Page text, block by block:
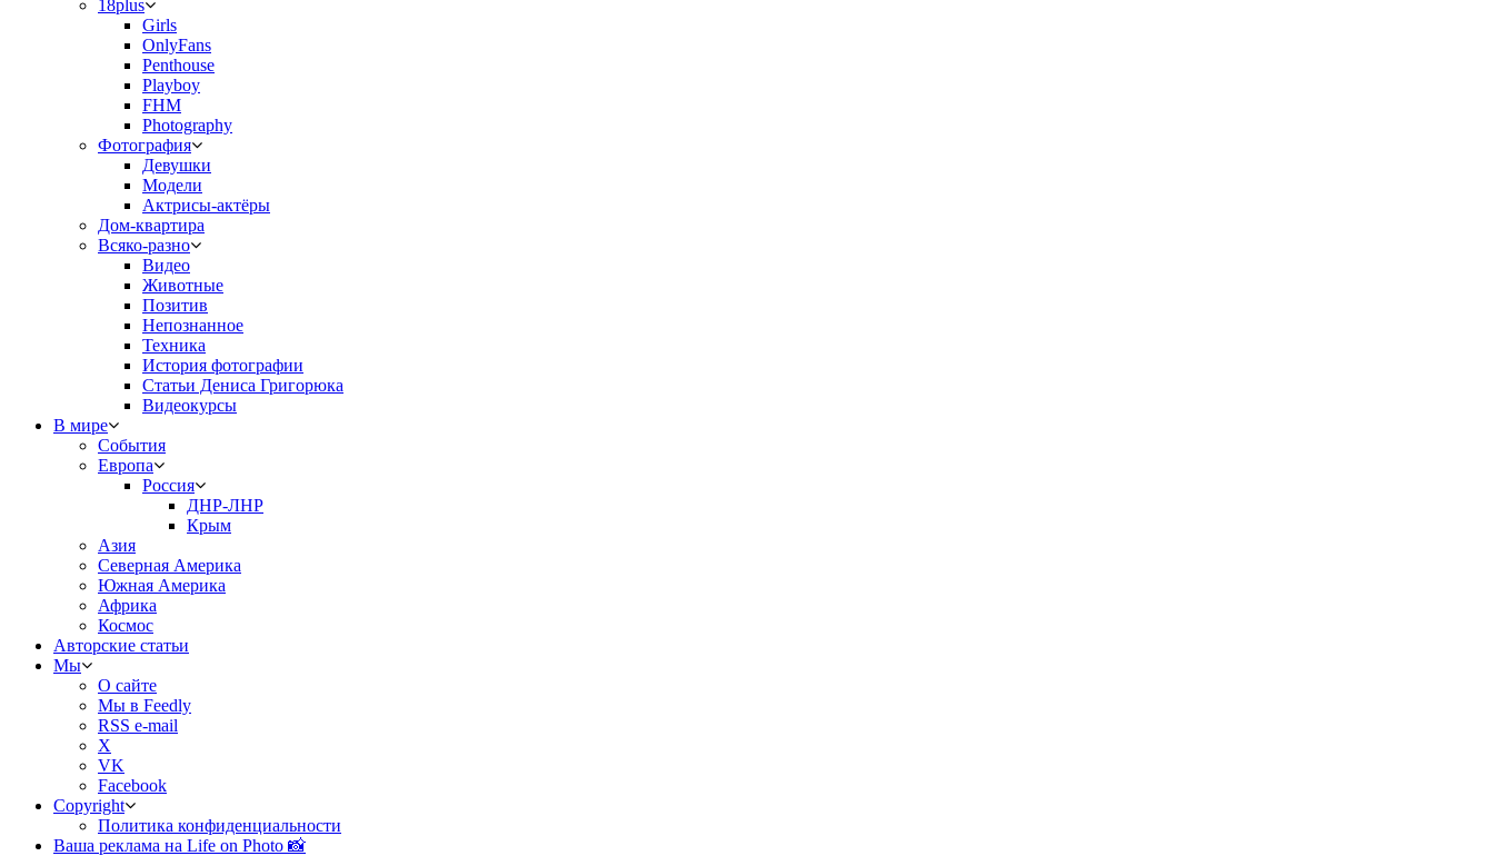
18plus
Girls
OnlyFans
Penthouse
Playboy
FHM
Photography
Фотография
Девушки
Модели
Актрисы-актёры
Дом-квартира
Всяко-разно
Видео
Животные
Позитив
Непознанное
Техника
История фотографии
Статьи Дениса Григорюка
Видеокурсы
В мире
События
Европа
Россия
ДНР-ЛНР
Крым
Азия
Северная Америка
Южная Америка
Африка
Космос
Авторские статьи
Мы
О сайте
Мы в Feedly
RSS e-mail
X
VK
Facebook
Copyright
Политика конфиденциальности
Ваша реклама на Life on Photo 📸